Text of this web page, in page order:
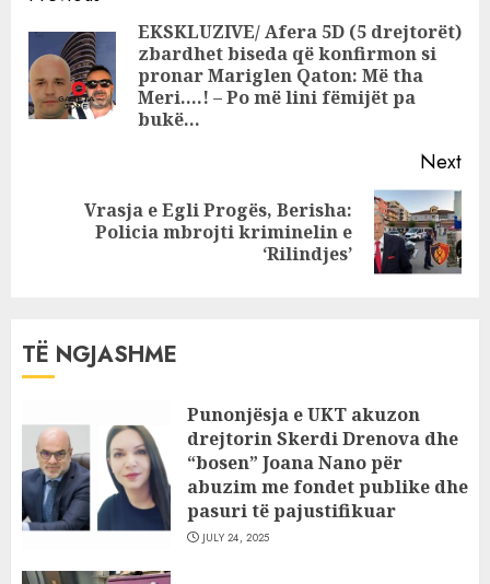
ReadingEKSKLUZIVE/ Afera 5D (5 drejtorët)
zbardhet biseda që konfirmon si
pronar Mariglen Qaton: Më tha
Meri….! – Po më lini fëmijët pa
bukë…
Next
Vrasja e Egli Progës, Berisha:
Policia mbrojti kriminelin e
‘Rilindjes’
TË NGJASHME
Punonjësja e UKT akuzon
drejtorin Skerdi Drenova dhe
“bosen” Joana Nano për
abuzim me fondet publike dhe
pasuri të pajustifikuar
JULY 24, 2025